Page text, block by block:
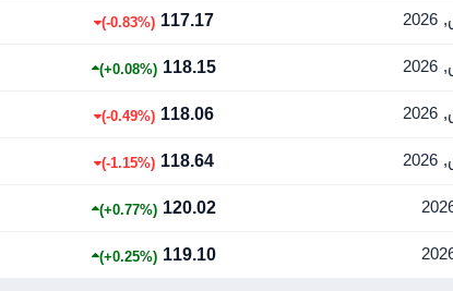
117.17
(-0.83%)
118.15
(+0.08%)
118.06
(-0.49%)
118.64
(-1.15%)
120.02
(+0.77%)
119.10
(+0.25%)